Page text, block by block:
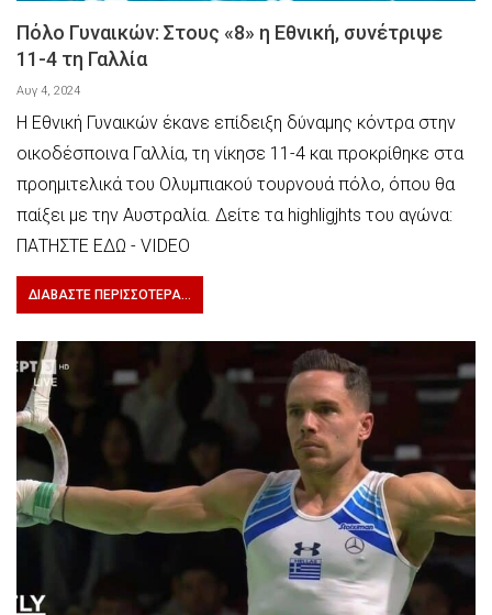
Πόλο Γυναικών: Στους «8» η Εθνική, συνέτριψε
11-4 τη Γαλλία
Αυγ 4, 2024
Η Εθνική Γυναικών έκανε επίδειξη δύναμης κόντρα στην
οικοδέσποινα Γαλλία, τη νίκησε 11-4 και προκρίθηκε στα
προημιτελικά του Ολυμπιακού τουρνουά πόλο, όπου θα
παίξει με την Αυστραλία. Δείτε τα highligjhts του αγώνα:
ΠΑΤΗΣΤΕ ΕΔΩ - VIDEO
ΔΙΑΒΆΣΤΕ ΠΕΡΙΣΣΌΤΕΡΑ...